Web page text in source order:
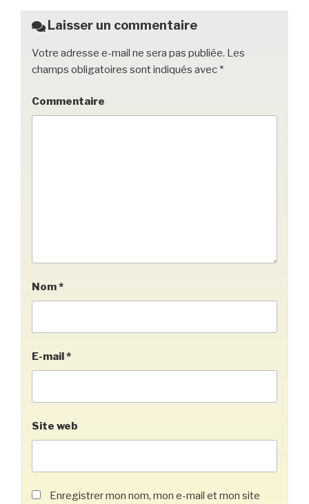
o
k
Laisser un commentaire
Votre adresse e-mail ne sera pas publiée. Les
champs obligatoires sont indiqués avec *
Commentaire
Nom*
E-mail*
Site web
Enregistrer mon nom, mon e-mail et mon site